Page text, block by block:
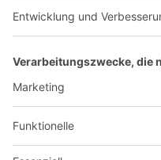
BIT O
YOUR LIFE.
+49 (6753) 122-922